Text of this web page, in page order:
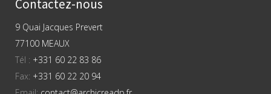
Contactez-nous
9 Quai Jacques Prevert
77100 MEAUX
Tél : +331 60 22 83 86
Fax: +331 60 22 20 94